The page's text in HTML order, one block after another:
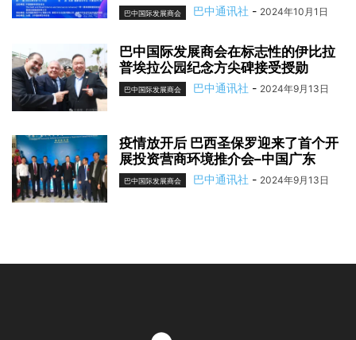
巴中国际发展商会 巴中通讯社 - 2024年10月1日
巴中国际发展商会在标志性的伊比拉
普埃拉公园纪念方尖碑接受授勋
巴中国际发展商会 巴中通讯社 - 2024年9月13日
疫情放开后 巴西圣保罗迎来了首个开
展投资营商环境推介会–中国广东
巴中国际发展商会 巴中通讯社 - 2024年9月13日